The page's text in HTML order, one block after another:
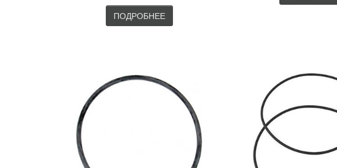
ПОДРОБНЕЕ